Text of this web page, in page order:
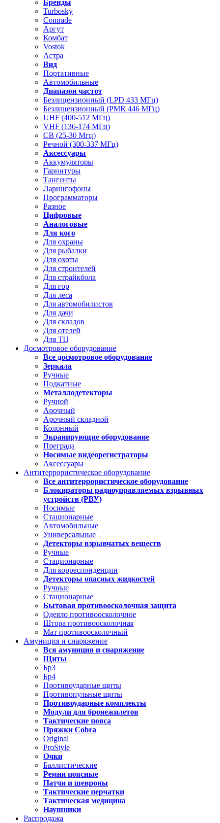
Бренды
Turbosky
Comrade
Аргут
Комбат
Vostok
Астра
Вид
Портативные
Автомобильные
Диапазон частот
Безлицензионный (LPD 433 МГц)
Безлицензионный (PMR 446 МГц)
UHF (400-512 МГц)
VHF (136-174 МГц)
CB (25-30 Мгц)
Речной (300-337 МГц)
Аксессуары
Аккумуляторы
Гарнитуры
Тангенты
Ларингофоны
Программаторы
Разное
Цифровые
Аналоговые
Для кого
Для охраны
Для рыбалки
Для охоты
Для строителей
Для страйкбола
Для гор
Для леса
Для автомобилистов
Для дачи
Для складов
Для отелей
Для ТЦ
Досмотровое оборудование
Все досмотровое оборудование
Зеркала
Ручные
Подкатные
Металлодетекторы
Ручной
Арочный
Арочный складной
Колонный
Экранирующие оборудование
Преграда
Носимые видеорегистраторы
Аксессуары
Антитеррористическое оборудование
Все антитеррористическое оборудование
Блокираторы радиоуправляемых взрывных
устройств (РВУ)
Носимые
Стационарные
Автомобильные
Универсальные
Детекторы взрывчатых веществ
Ручные
Стационарные
Для корреспонденции
Детекторы опасных жидкостей
Ручные
Стационарные
Бытовая противоосколочная защита
Одеяло противоосколочное
Штора противоосколочная
Мат противоосколочный
Амуниция и снаряжение
Вся амуниция и снаряжение
Щиты
Бр3
Бр4
Противоударные щиты
Противопульные щиты
Противоударные комплекты
Модули для бронежилетов
Тактические пояса
Пряжки Cobra
Original
ProStyle
Очки
Баллистические
Ремни поясные
Патчи и шевроны
Тактические перчатки
Тактическая медицина
Наушники
Распродажа